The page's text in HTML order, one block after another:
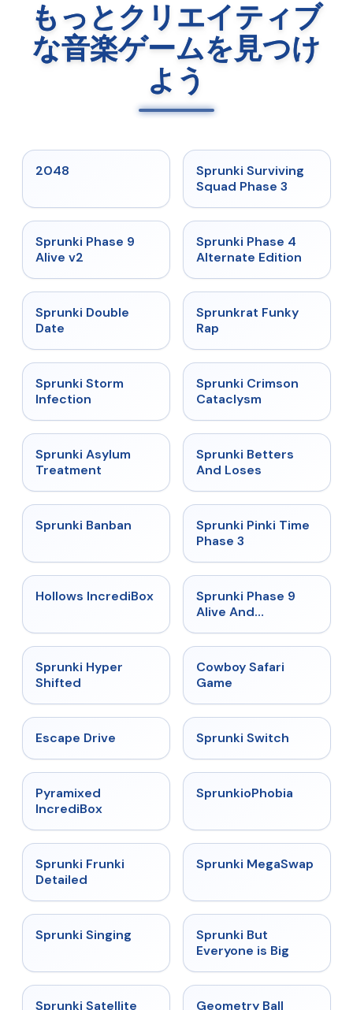
もっとクリエイティブ
な音楽ゲームを見つけ
よう
2048 ★ 4.7
Sprunki Surviving
Squad Phase 3
★
Sprunki Phase 9
Alive v2
★
Sprunki Phase 4
Alternate Edition
★
Sprunki Double
Date
★ 4.7
Sprunkrat Funky
Rap
★
Sprunki Storm
Infection
★ 4.7
Sprunki Crimson
Cataclysm
★
Sprunki Asylum
Treatment
★
Sprunki Betters
And Loses
★
Sprunki Banban ★ 4.9
Sprunki Pinki Time
Phase 3
★ 4.3
Hollows IncrediBox ★
Sprunki Phase 9
Alive And
★
Sprunki Hyper
Shifted
Cowboy Safari
Game
Escape Drive ★
Sprunki Switch
Pyramixed
IncrediBox
★
SprunkioPhobia
★
Sprunki Frunki
Detailed
★ 4.5
Sprunki MegaSwap
★
Sprunki Singing
Sprunki But
Everyone is Big
★ 4.4
Sprunki Satellite ★
Geometry Ball